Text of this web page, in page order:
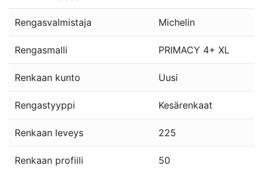
Rengasvalmistaja Michelin
Rengasmalli PRIMACY 4+ XL
Renkaan kunto Uusi
Rengastyyppi Kesärenkaat
Renkaan leveys 225
Renkaan profiili 50